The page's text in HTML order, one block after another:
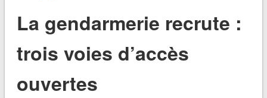
La gendarmerie recrute :
trois voies d’accès
ouvertes